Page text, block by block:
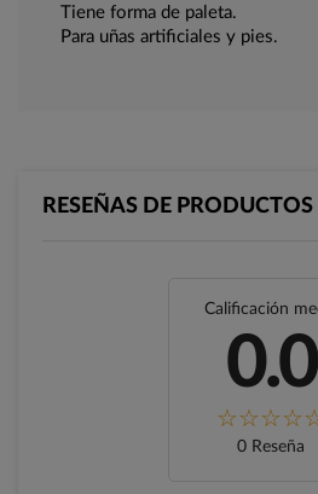
Tiene forma de paleta.
Para uñas artificiales y pies.
RESEÑAS DE
Calificación
0.0
0 Reseña